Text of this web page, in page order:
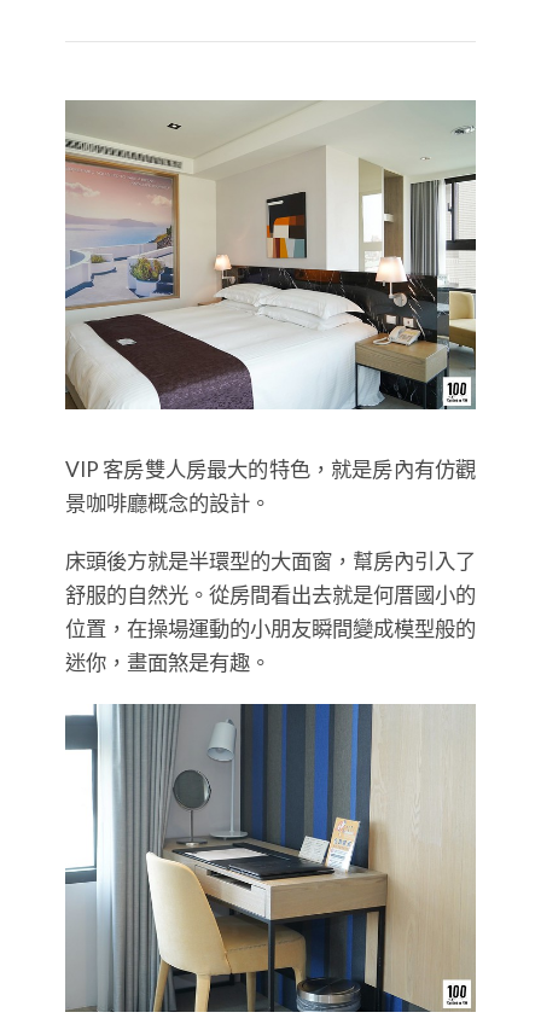
VIP 客房雙人房最大的特色，就是房內有仿觀
景咖啡廳概念的設計。
床頭後方就是半環型的大面窗，幫房內引入了
舒服的自然光。從房間看出去就是何厝國小的
位置，在操場運動的小朋友瞬間變成模型般的
迷你，畫面煞是有趣。